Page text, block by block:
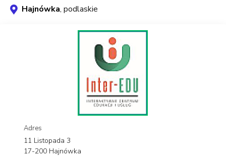
Hajnówka, podlaskie
Adres
11 Listopada 3
17-200 Hajnówka